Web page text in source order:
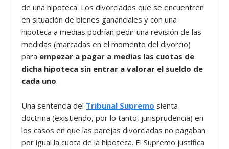
de una hipoteca. Los divorciados que se encuentren
en situación de bienes gananciales y con una
hipoteca a medias podrían pedir una revisión de las
medidas (marcadas en el momento del divorcio)
para empezar a pagar a medias las cuotas de
dicha hipoteca sin entrar a valorar el sueldo de
cada uno.
Una sentencia del Tribunal Supremo sienta
doctrina (existiendo, por lo tanto, jurisprudencia) en
los casos en que las parejas divorciadas no pagaban
por igual la cuota de la hipoteca. El Supremo justifica